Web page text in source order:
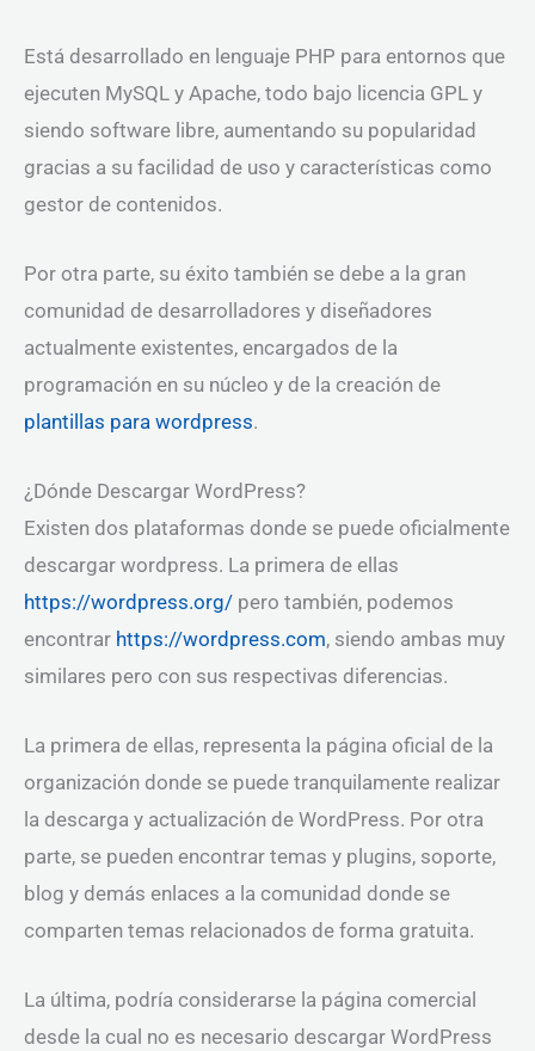
Está desarrollado en lenguaje PHP para entornos que
ejecuten MySQL y Apache, todo bajo licencia GPL y
siendo software libre, aumentando su popularidad
gracias a su facilidad de uso y características como
gestor de contenidos.
Por otra parte, su éxito también se debe a la gran
comunidad de desarrolladores y diseñadores
actualmente existentes, encargados de la
programación en su núcleo y de la creación de
plantillas para wordpress.
¿Dónde Descargar WordPress?
Existen dos plataformas donde se puede oficialmente
descargar wordpress. La primera de ellas
https://wordpress.org/ pero también, podemos
encontrar https://wordpress.com, siendo ambas muy
similares pero con sus respectivas diferencias.
La primera de ellas, representa la página oficial de la
organización donde se puede tranquilamente realizar
la descarga y actualización de WordPress. Por otra
parte, se pueden encontrar temas y plugins, soporte,
blog y demás enlaces a la comunidad donde se
comparten temas relacionados de forma gratuita.
La última, podría considerarse la página comercial
desde la cual no es necesario descargar WordPress